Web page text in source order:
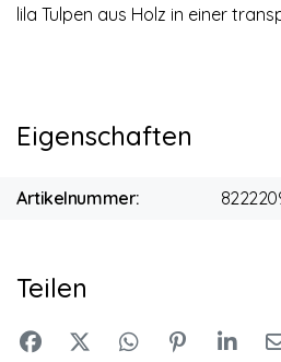
lila Tulpen aus Holz in einer
Eigenschaften
Artikelnummer:
Teilen